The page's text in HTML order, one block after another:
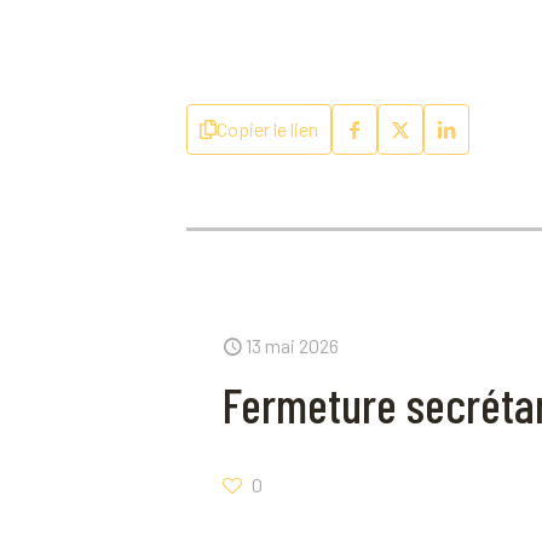
Copier le lien
13 mai 2026
Fermeture
0